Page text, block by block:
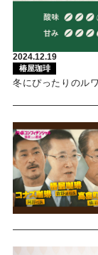
2024.12.19
椿屋珈琲
冬にぴったりのル